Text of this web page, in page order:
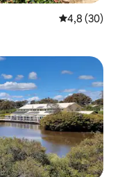
Średnia
4,8 (30)